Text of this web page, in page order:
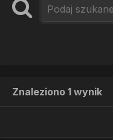
Znaleziono 1 wynik